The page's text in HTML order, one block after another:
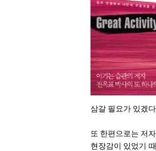
삼갈 필요가 있겠
또 한편으로는 저
현장감이 있었기